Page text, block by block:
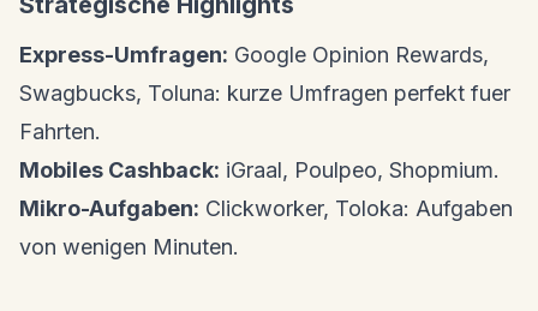
Express-Umfragen: Google Opinion Rewards,
Swagbucks, Toluna: kurze Umfragen perfekt fuer
Fahrten.
Mobiles Cashback: iGraal, Poulpeo, Shopmium.
Mikro-Aufgaben: Clickworker, Toloka: Aufgaben
von wenigen Minuten.